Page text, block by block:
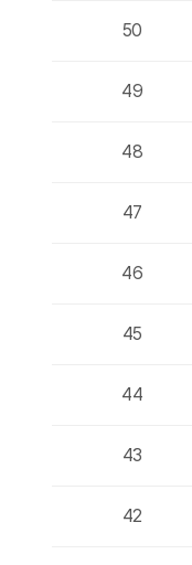
50
49
48
47
46
45
44
43
42